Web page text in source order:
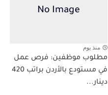
منذ يوم
مطلوب موظفين: فرص عمل
في مستودع بالأردن براتب 420
دينار...